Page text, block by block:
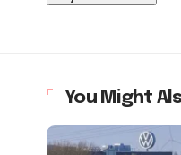
You Might